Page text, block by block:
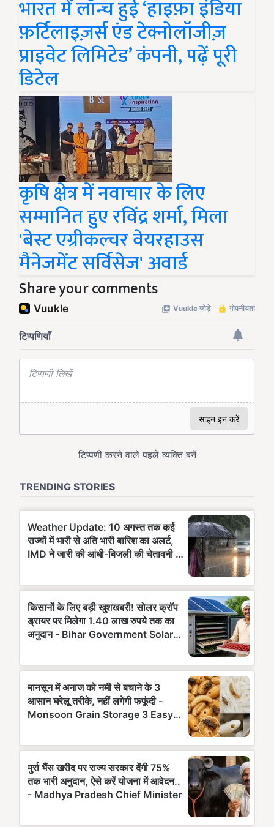
भारत में लॉन्च हुई ‘हाइफ़ा इंडिया
फ़र्टिलाइज़र्स एंड टेक्नोलॉजीज़
प्राइवेट लिमिटेड’ कंपनी, पढ़ें पूरी
डिटेल
कृषि क्षेत्र में नवाचार के लिए
सम्मानित हुए रविंद्र शर्मा, मिला
'बेस्ट एग्रीकल्चर वेयरहाउस
मैनेजमेंट सर्विसेज' अवार्ड
Share your comments